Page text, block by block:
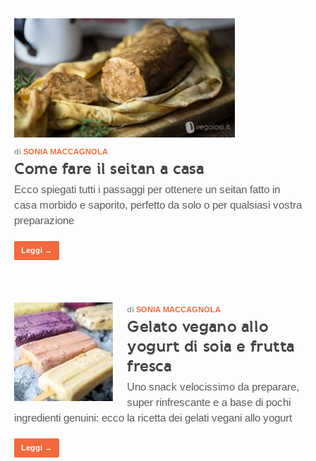
di SONIA MACCAGNOLA
Come fare il seitan a casa
Ecco spiegati tutti i passaggi per ottenere un seitan fatto in
casa morbido e saporito, perfetto da solo o per qualsiasi vostra
preparazione
Leggi →
di SONIA MACCAGNOLA
Gelato vegano allo
yogurt di soia e frutta
fresca
Uno snack velocissimo da preparare,
super rinfrescante e a base di pochi
ingredienti genuini: ecco la ricetta dei gelati vegani allo yogurt
Leggi →